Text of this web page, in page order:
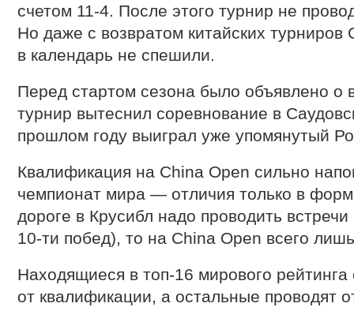
счетом 11-4. После этого турнир не
Но даже с возвратом китайских турниров
в календарь не спешили.
Перед стартом сезона было объявлено о
турнир вытеснил соревнование в
прошлом году выиграл уже упомянутый
Квалификация на China Open сильно
чемпионат мира — отличия только в
дороге в Крусибл надо проводить
10-ти побед), то на China Open всего
Находящиеся в топ-16 мирового
от квалификации, а остальные проводят